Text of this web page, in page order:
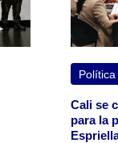
Política
Cali se
para la